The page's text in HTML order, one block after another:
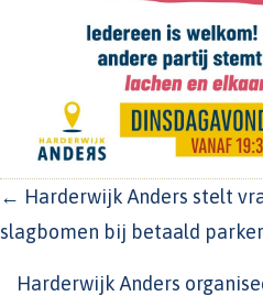
POSTS
NAVIGATION
← Harderwijk Anders stelt
slagbomen bij betaald
Harderwijk Anders